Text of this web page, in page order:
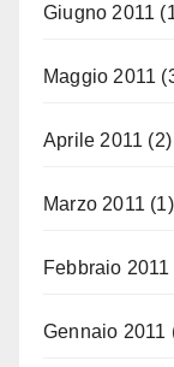
Giugno 2011
Maggio 2011
Aprile 2011 (2)
Marzo 2011 (1)
Febbraio 2011
Gennaio 2011